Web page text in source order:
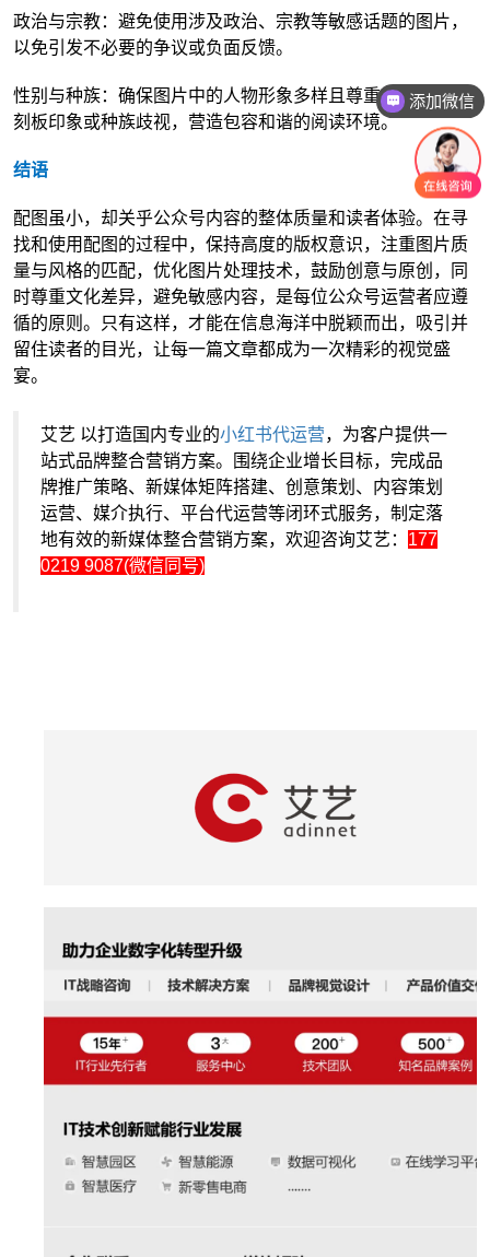
政治与宗教：避免使用涉及政治、宗教等敏感话题的图片，
以免引发不必要的争议或负面反馈。
性别与种族：确保图片中的人物形象多样且尊重，避免性别
刻板印象或种族歧视，营造包容和谐的阅读环境。
结语
配图虽小，却关乎公众号内容的整体质量和读者体验。在寻
找和使用配图的过程中，保持高度的版权意识，注重图片质
量与风格的匹配，优化图片处理技术，鼓励创意与原创，同
时尊重文化差异，避免敏感内容，是每位公众号运营者应遵
循的原则。只有这样，才能在信息海洋中脱颖而出，吸引并
留住读者的目光，让每一篇文章都成为一次精彩的视觉盛
宴。
艾艺 以打造国内专业的小红书代运营，为客户提供一
站式品牌整合营销方案。围绕企业增长目标，完成品
牌推广策略、新媒体矩阵搭建、创意策划、内容策划
运营、媒介执行、平台代运营等闭环式服务，制定落
地有效的新媒体整合营销方案，欢迎咨询艾艺： 177
0219 9087(微信同号)
添加微信